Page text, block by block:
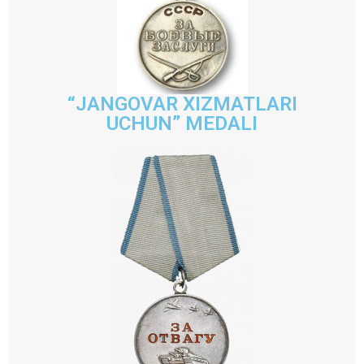
“JANGOVAR XIZMATLARI
UCHUN” MEDALI